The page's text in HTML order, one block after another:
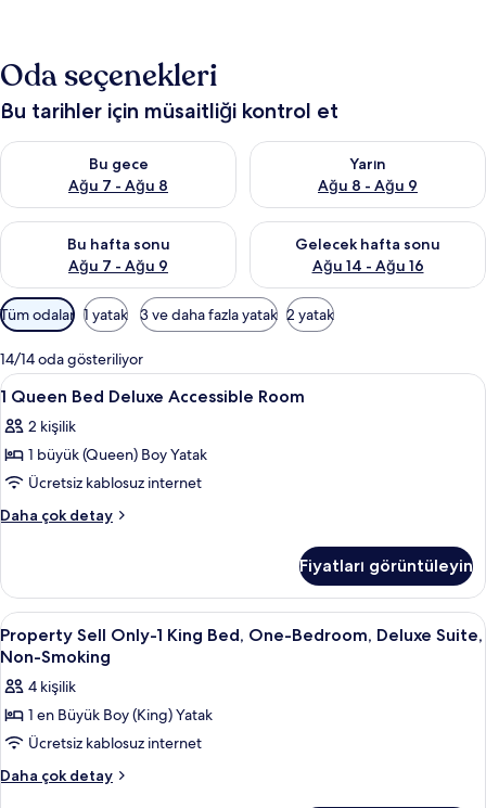
Oda seçenekleri
Bu tarihler için müsaitliği kontrol et
Bu gece
Ağu 7 - Ağu 8
Bu gece için müsaitliği kontrol et Ağu 7 - Ağu 8
Yarın
Ağu 8 - Ağu 9
Yarın için müsaitliği kontrol
Bu hafta sonu
Ağu 7 - Ağu 9
Bu hafta sonu için müsaitliği kontrol et Ağu 7 - Ağu 9
Gelecek hafta sonu
Ağu 14 - Ağu 16
Önümüzdeki hafta sonu için
Odalar
için
mevcut
filtreler
Tüm odalar 1 yatak 3 ve daha fazla yatak 2 yatak
14/14 oda gösteriliyor
1
Queen
Bed
Deluxe
Accessible
Room
fotoğrafları
görün
Mısır pamuklu çarşaf takımı, kaliteli
1
1 Queen Bed Deluxe Accessible Room
2 kişilik
1 büyük (Queen) Boy Yatak
Ücretsiz kablosuz internet
Daha çok detay
1
Accessible
Room
hakkında
daha
detay
Fiyatları görüntüleyin
Property
Sell
Only-
1
King
Bed,
One-
Mısır pamuklu çarşaf takımı, kaliteli
6
Property Sell Only-1 King Bed, One-Bedroom, Deluxe Suite,
Non-Smoking
4 kişilik
1 en Büyük Boy (King) Yatak
Ücretsiz kablosuz internet
Daha çok detay
Property